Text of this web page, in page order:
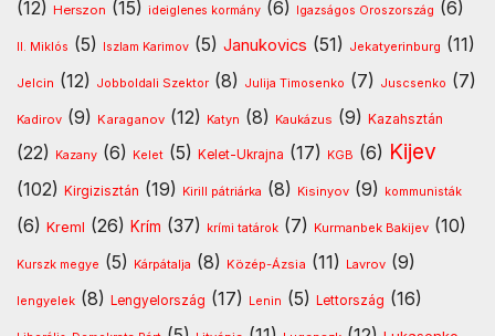
(12) Herszon (15) ideiglenes kormány (6) Igazságos Oroszország (6)
II. Miklós (5) Iszlam Karimov (5) Janukovics (51) Jekatyerinburg (11)
Jelcin (12) Jobboldali Szektor (8) Julija Timosenko (7) Juscsenko (7)
Kadirov (9) Karaganov (12) Katyn (8) Kaukázus (9) Kazahsztán
(22) Kazany (6) Kelet (5) Kelet-Ukrajna (17) KGB (6) Kijev
(102) Kirgizisztán (19) Kirill pátriárka (8) Kisinyov (9) kommunisták
(6) Kreml (26) Krím (37) krími tatárok (7) Kurmanbek Bakijev (10)
Kurszk megye (5) Kárpátalja (8) Közép-Ázsia (11) Lavrov (9)
lengyelek (8) Lengyelország (17) Lenin (5) Lettország (16)